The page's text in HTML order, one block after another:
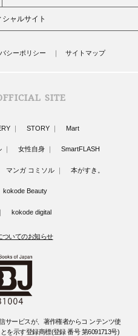
ャルサイト
シーポリシー サイトマップ
SITE
STORY Mart
女性自身 SmartFLASH
マンガ コミソル 本がすき。
kokode Beauty
kokode digital
ついてのお知らせ
サービスが、著作権者からコ ンテンツ使
を示す登録商標(登録 番号 第6091713号)